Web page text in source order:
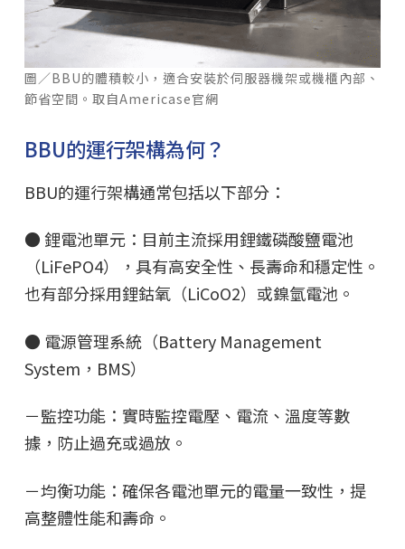
圖／BBU的體積較小，適合安裝於伺服器機架或機櫃內部、
節省空間。取自Americase官網
BBU的運行架構為何？
BBU的運行架構通常包括以下部分：
● 鋰電池單元：目前主流採用鋰鐵磷酸鹽電池
（LiFePO4），具有高安全性、長壽命和穩定性。
也有部分採用鋰鈷氧（LiCoO2）或鎳氫電池。
● 電源管理系統（Battery Management
System，BMS）
－監控功能：實時監控電壓、電流、溫度等數
據，防止過充或過放。
－均衡功能：確保各電池單元的電量一致性，提
高整體性能和壽命。